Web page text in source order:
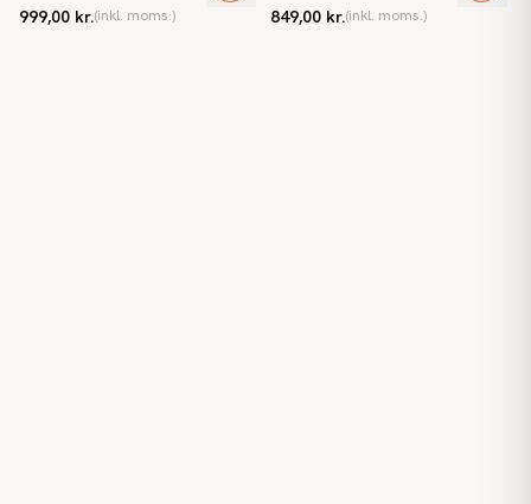
999,00 kr.(inkl. moms.) 849,00 kr.(inkl. moms.)